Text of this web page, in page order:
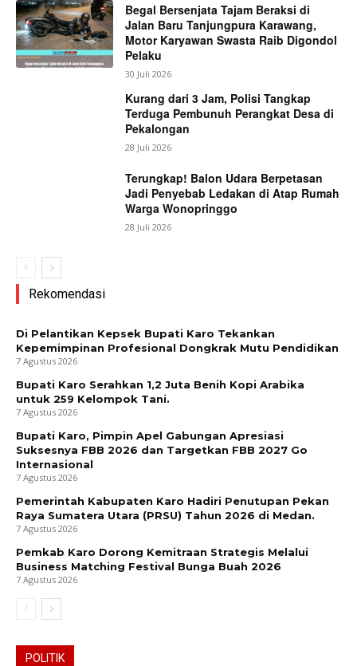
Begal Bersenjata Tajam Beraksi di
Jalan Baru Tanjungpura Karawang,
Motor Karyawan Swasta Raib Digondol
Pelaku
30 Juli 2026
Kurang dari 3 Jam, Polisi Tangkap
Terduga Pembunuh Perangkat Desa di
Pekalongan
28 Juli 2026
Terungkap! Balon Udara Berpetasan
Jadi Penyebab Ledakan di Atap Rumah
Warga Wonopringgo
28 Juli 2026
Rekomendasi
Di Pelantikan Kepsek Bupati Karo Tekankan
Kepemimpinan Profesional Dongkrak Mutu Pendidikan
7 Agustus 2026
Bupati Karo Serahkan 1,2 Juta Benih Kopi Arabika
untuk 259 Kelompok Tani.
7 Agustus 2026
Bupati Karo, Pimpin Apel Gabungan Apresiasi
Suksesnya FBB 2026 dan Targetkan FBB 2027 Go
Internasional
7 Agustus 2026
Pemerintah Kabupaten Karo Hadiri Penutupan Pekan
Raya Sumatera Utara (PRSU) Tahun 2026 di Medan.
7 Agustus 2026
Pemkab Karo Dorong Kemitraan Strategis Melalui
Business Matching Festival Bunga Buah 2026
7 Agustus 2026
POLITIK